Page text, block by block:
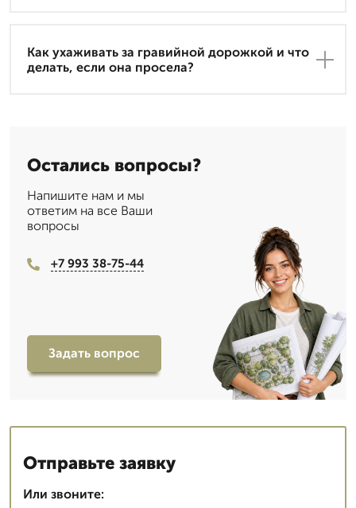
Как ухаживать за гравийной дорожкой и что
делать, если она просела?
Остались вопросы?
Напишите нам и мы
ответим на все Ваши
вопросы
+7 993 38-75-44
Задать вопрос
Отправьте заявку
Или звоните: